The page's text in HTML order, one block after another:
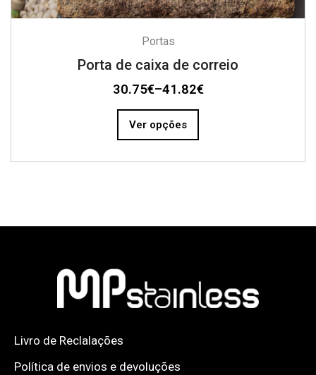
Portas
Porta de caixa de correio
30.75€–41.82€
Ver opções
Livro de Reclalações
Política de envios e devoluções